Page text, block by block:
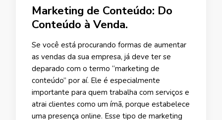
Marketing de Conteúdo: Do
Conteúdo à Venda.
Se você está procurando formas de aumentar
as vendas da sua empresa, já deve ter se
deparado com o termo “marketing de
conteúdo” por aí. Ele é especialmente
importante para quem trabalha com serviços e
atrai clientes como um ímã, porque estabelece
uma presença online. Esse tipo de marketing